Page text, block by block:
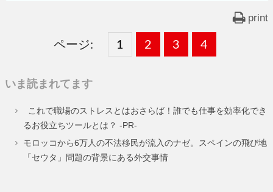
print
ページ:
固
ー
ジ
1 ,
固
ー
ジ
2 ,
固
ー
ジ
3 ,
固
ー
ジ
4
いま読まれてます
これで職場のストレスとはおさらば！誰でも仕事を効率化でき
るお役立ちツールとは？ -PR-
モロッコから6万人の不法移民が流入のナゼ。スペインの飛び地
「セウタ」問題の背景にある外交事情